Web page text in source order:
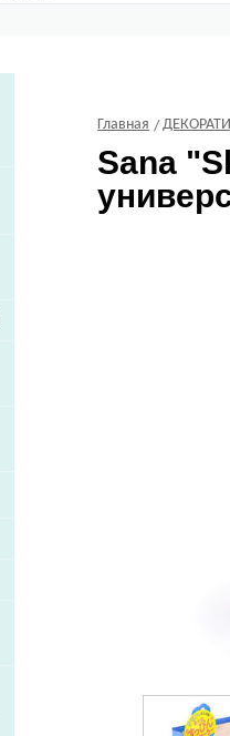
Главная
Sana